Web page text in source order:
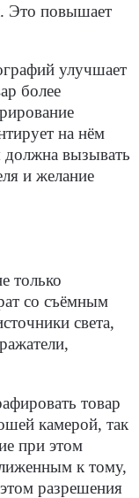
Это повышает
улучшает
более
на нём
должна вызывать
и желание
только
со съёмным
света,
товар
камерой, так
при этом
к тому,
разрешения